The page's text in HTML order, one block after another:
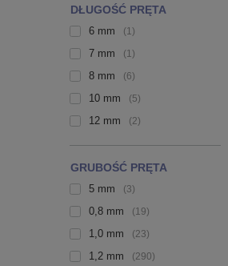
DŁUGOŚĆ PRĘTA
6 mm 1
7 mm 1
8 mm 6
10 mm 5
12 mm 2
GRUBOŚĆ PRĘTA
5 mm 3
0,8 mm 19
1,0 mm 23
1,2 mm 290